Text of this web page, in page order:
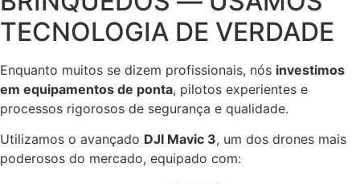
TECNOLOGIA DE VERDADE
Enquanto muitos se dizem profissionais, nós investimos
em equipamentos de ponta, pilotos experientes e
processos rigorosos de segurança e qualidade.
Utilizamos o avançado DJI Mavic 3, um dos drones mais
poderosos do mercado, equipado com: